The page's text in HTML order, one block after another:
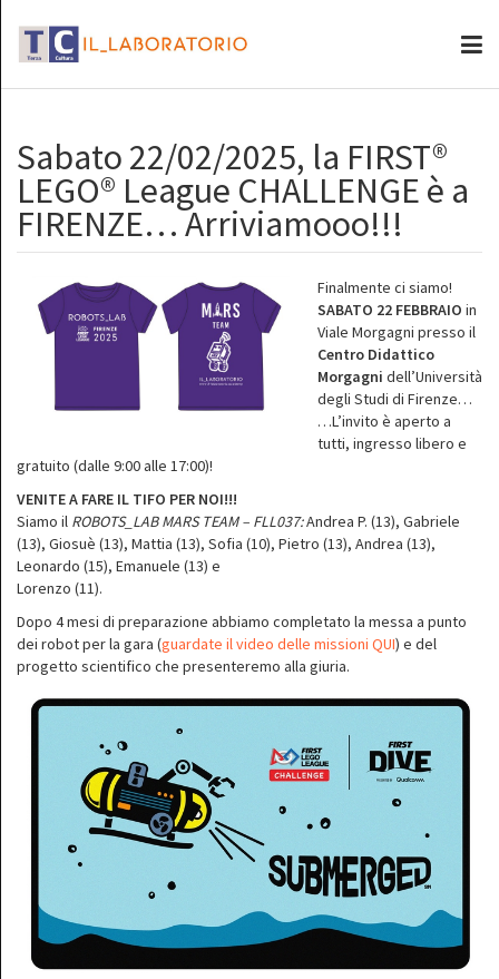
Sabato 22/02/2025, la FIRST®
LEGO® League CHALLENGE è a
FIRENZE… Arriviamooo!!!
Finalmente ci siamo!
SABATO 22 FEBBRAIO in
Viale Morgagni presso il
Centro Didattico
Morgagni dell’Università
degli Studi di Firenze…
…L’invito è aperto a
tutti, ingresso libero e
gratuito (dalle 9:00 alle 17:00)!
VENITE A FARE IL TIFO PER NOI!!!
Siamo il ROBOTS_LAB MARS TEAM – FLL037:Andrea P. (13), Gabriele
(13), Giosuè (13), Mattia (13), Sofia (10), Pietro (13), Andrea (13),
Leonardo (15), Emanuele (13) e
Lorenzo (11).
Dopo 4 mesi di preparazione abbiamo completato la messa a punto
dei robot per la gara (guardate il video delle missioni QUI) e del
progetto scientifico che presenteremo alla giuria.